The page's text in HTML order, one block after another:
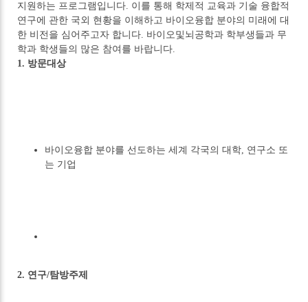
지원하는 프로그램입니다. 이를 통해 학제적 교육과 기술 융합적
연구에 관한 국외 현황을 이해하고 바이오융합 분야의 미래에 대
한 비전을 심어주고자 합니다. 바이오및뇌공학과 학부생들과 무
학과 학생들의 많은 참여를 바랍니다.
1. 방문대상
바이오융합 분야를 선도하는 세계 각국의 대학, 연구소 또
는 기업
2. 연구/탐방주제